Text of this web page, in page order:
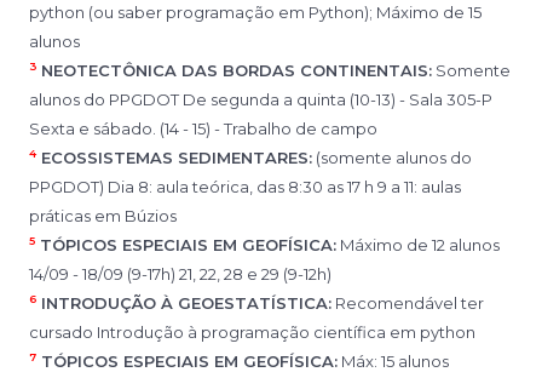
python (ou saber programação em Python); Máximo de 15
alunos
3 NEOTECTÔNICA DAS BORDAS CONTINENTAIS: Somente
alunos do PPGDOT De segunda a quinta (10-13) - Sala 305-P
Sexta e sábado. (14 - 15) - Trabalho de campo
4ECOSSISTEMAS SEDIMENTARES: (somente alunos do
PPGDOT) Dia 8: aula teórica, das 8:30 as 17 h 9 a 11: aulas
práticas em Búzios
5 TÓPICOS ESPECIAIS EM GEOFÍSICA: Máximo de 12 alunos
14/09 - 18/09 (9-17h) 21, 22, 28 e 29 (9-12h)
6 INTRODUÇÃO À GEOESTATÍSTICA: Recomendável ter
cursado Introdução à programação científica em python
7 TÓPICOS ESPECIAIS EM GEOFÍSICA: Máx: 15 alunos